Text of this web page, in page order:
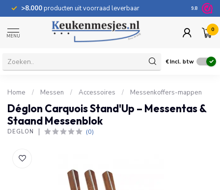
>8.000producten uit voorraad leverbaar 100
9.8
MENU
0
€Incl. btw
Home / Messen / Accessoires / Messenkoffers-mappen
Déglon Carquois Stand'Up – Messentas &
Staand Messenblok
DÉGLON (0)